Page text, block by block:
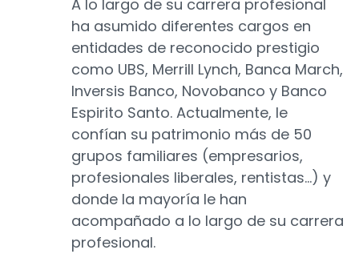
A lo largo de su carrera profesional
ha asumido diferentes cargos en
entidades de reconocido prestigio
como UBS, Merrill Lynch, Banca March,
Inversis Banco, Novobanco y Banco
Espirito Santo. Actualmente, le
confían su patrimonio más de 50
grupos familiares (empresarios,
profesionales liberales, rentistas…) y
donde la mayoría le han
acompañado a lo largo de su carrera
profesional.